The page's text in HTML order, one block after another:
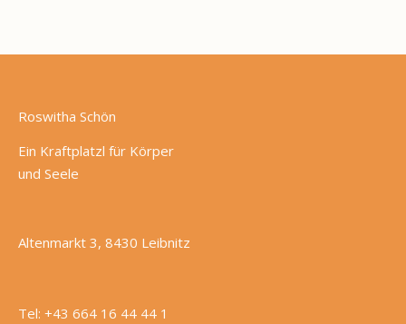
Roswitha Schön
Ein Kraftplatzl für Körper
und Seele
Altenmarkt 3, 8430 Leibnitz
Tel: +43 664 16 44 44 1